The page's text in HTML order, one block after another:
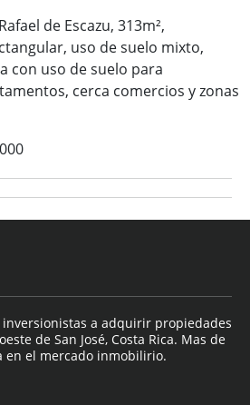
de Escazu, 313m²,
uso de suelo mixto,
con uso de suelo para
cerca comercios y zonas
a adquirir propiedades
de San José, Costa Rica. Mas de
en el mercado inmobilirio.